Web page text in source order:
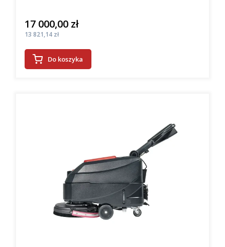
Cena
17 000,00 zł
Cena
13 821,14 zł
Do koszyka